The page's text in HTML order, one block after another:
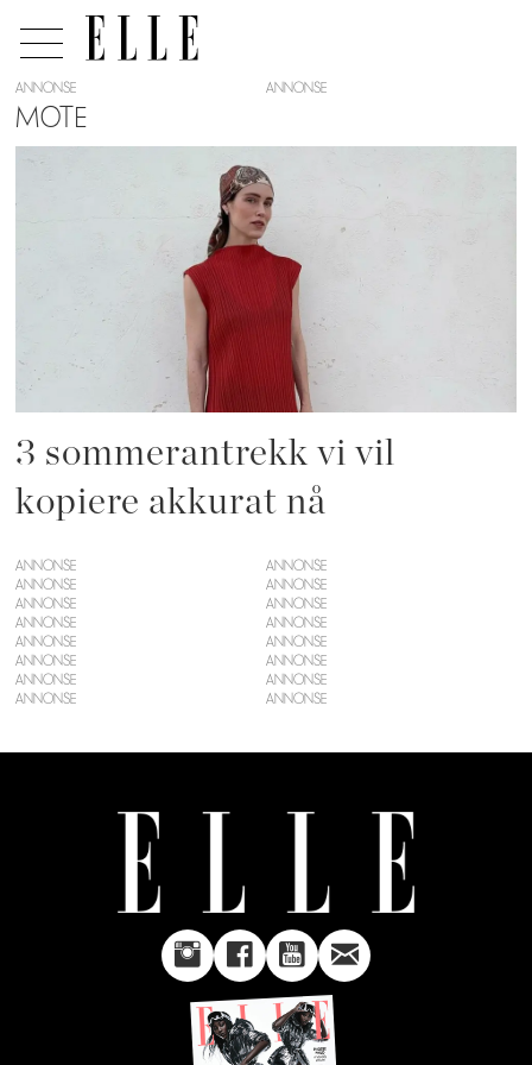
Tag:
sommerantrekk
ANNONSE
MOTE
3 sommerantrekk vi vil
kopiere akkurat nå
ANNONSE
ANNONSE
ANNONSE
ANNONSE
ANNONSE
ANNONSE
ANNONSE
ANNONSE